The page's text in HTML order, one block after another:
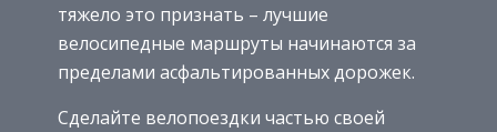
тяжело это признать – лучшие
велосипедные маршруты начинаются за
пределами асфальтированных дорожек.
Сделайте велопоездки частью своей